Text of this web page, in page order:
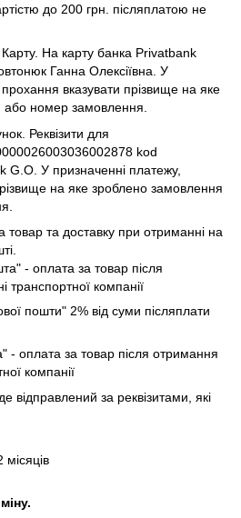
до 200 грн. післяплатою не
На карту банка Privatbank
Ганна Олексіївна. У
вказувати прізвище на яке
номер замовлення.
Реквізити для
kod
G.O. У призначенні платежу,
на яке зроблено замовлення
товар та доставку при отриманні на
- оплата за товар після
транспортної компанії
пошти" 2% від суми післяплати
- оплата за товар після отримання
компанії
відправлений за реквізитами, які
місяців